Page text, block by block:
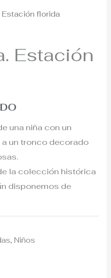
Estación florida
Estación
una niña con un
un tronco decorado
la colección histórica
disponemos de
,Niños